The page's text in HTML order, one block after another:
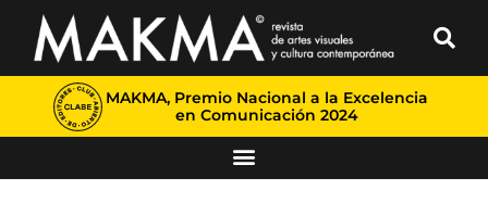
MAKMA, Premio Nacional a la Excelencia
en Comunicación 2024